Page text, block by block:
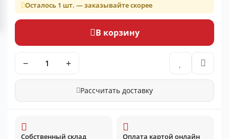
Осталось 1 шт. — заказывайте скорее
В корзину
− +
Рассчитать доставку
Собственный склад Оплата картой онлайн